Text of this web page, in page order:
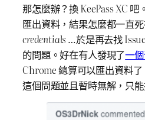
那怎麼辦？換 KeePass XC 吧
匯出資料，結果怎麼都一直
credentials …於是再去找
的問題。好在有人發現了一
Chrome 總算可以匯出資料
這個問題並且暫時無解，只